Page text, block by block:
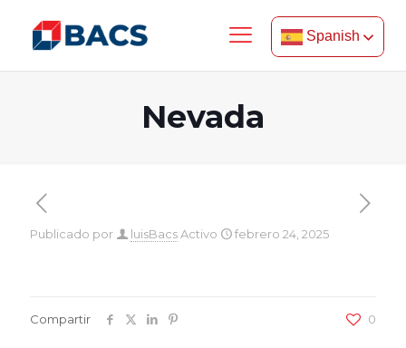
Spanish
Nevada
Publicado por luisBacsActivo febrero 24, 2025
Compartir 0